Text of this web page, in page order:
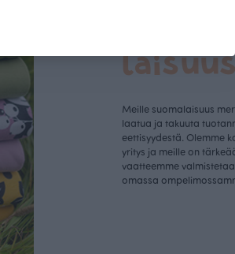
laisuus
Meille suomalaisuus
laatua ja takuuta
eettisyydestä. Olemme
yritys ja meille on
vaatteemme
omassa